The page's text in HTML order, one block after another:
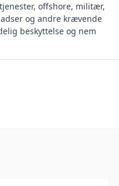
offshore, militær,
og andre krævende
beskyttelse og nem